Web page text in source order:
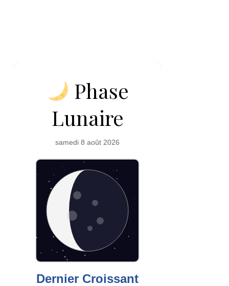
Phase
Lunaire
samedi 8 août 2026
Dernier Croissant